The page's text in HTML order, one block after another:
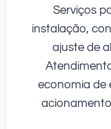
Serviços
instalação,
ajuste de
economia de